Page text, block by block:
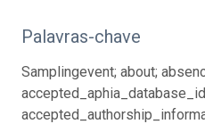
Palavras-chave
Samplingevent; about;